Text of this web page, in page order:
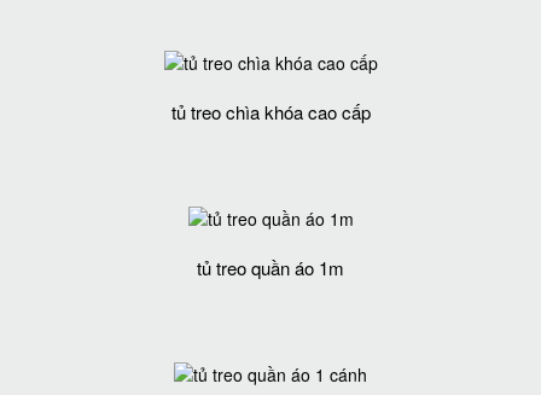
tủ treo chìa khóa cao cấp
tủ treo quần áo 1m